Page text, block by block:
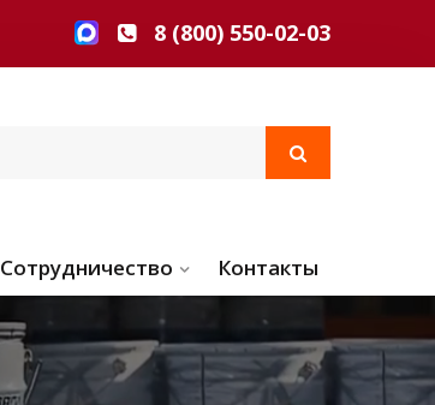
8 (800) 550-02-03
Сотрудничество Контакты